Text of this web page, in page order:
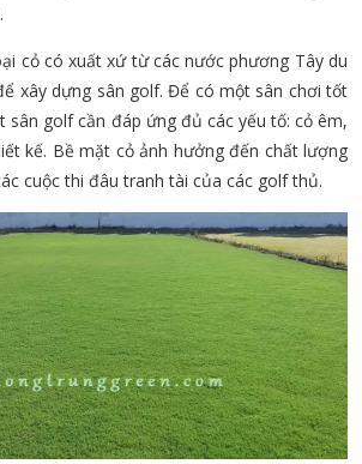
cỏ có xuất xứ từ các nước phương Tây du
xây dựng sân golf. Để có một sân chơi tốt
sân golf cần đáp ứng đủ các yếu tố: cỏ êm,
kế. Bề mặt cỏ ảnh hưởng đến chất lượng
cuộc thi đâu tranh tài của các golf thủ.